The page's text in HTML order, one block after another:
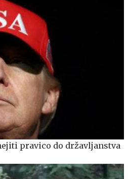
pravico do državljanstva